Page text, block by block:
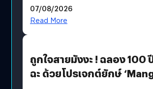
07/08/2026
Read More
ถูกใจสายมังงะ ! ฉลอง 100
ฉะ ด้วยโปรเจกต์ยักษ์